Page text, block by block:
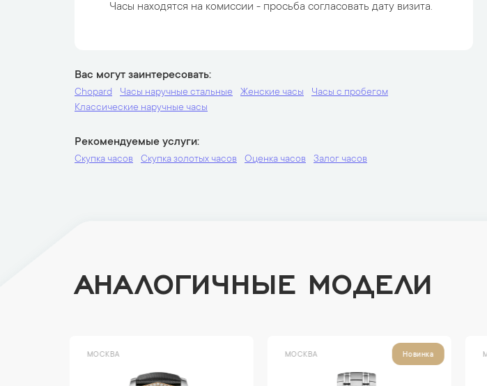
Часы находятся на комиссии - просьба согласовать дату визита.
Вас могут заинтересовать
Chopard Часы наручные стальные Женские часы
Часы с пробегом
Классические наручные часы
Рекомендуемые услуги
Скупка часов Скупка золотых часов Оценка часов Залог часов
АНАЛОГИЧНЫЕ МОДЕЛИ
МОСКВА МОСКВА